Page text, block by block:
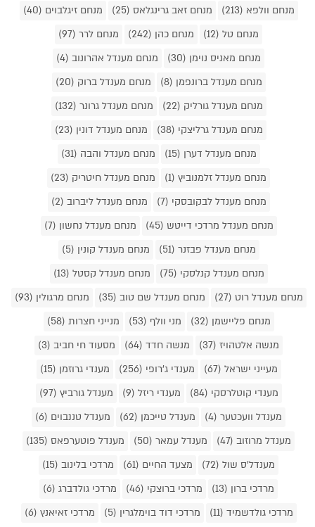
מנחם וולפא (213)
מנחם זאב גרינגלאס (25)
מנחם זיגלבוים (40)
מנחם טל (12)
מנחם כהן (242)
מנחם לרר (97)
מנחם מאניס נוימן (30)
מנחם מענדל אהרונוב (4)
מנחם מענדל ברונפמן (8)
מנחם מענדל ברוק (20)
מנחם מענדל גורליק (22)
מנחם מענדל גרונר (132)
מנחם מענדל גרליצקי (38)
מנחם מענדל דונין (23)
מנחם מענדל דערן (15)
מנחם מענדל והבה (31)
מנחם מענדל זלמנוביץ (1)
מנחם מענדל חיטריק (23)
מנחם מענדל לבקובסקי (7)
מנחם מענדל ליברוב (2)
מנחם מענדל מרדכי דייטש (45)
מנחם מענדל נחשון (7)
מנחם מענדל פבזנר (51)
מנחם מענדל קונין (5)
מנחם מענדל קנלסקי (75)
מנחם מענדל קסטל (13)
מנחם מענדל רוט (27)
מנחם מענדל שם טוב (35)
מנחם מרגולין (93)
מנחם פליישמן (32)
מני וולף (53)
מנייני חצרות (58)
מנשה אלטהויז (37)
מנשה חדד (64)
מסעוד חי חביב (3)
מעייני ישראל (67)
מענדי ג'רופי (256)
מענדי גרוזמן (15)
מענדי קוטלרסקי (84)
מענדי ריזל (9)
מענדל גורביץ (97)
מענדל וועכטער (4)
מענדל טייכמן (62)
מענדל טננבוים (6)
מענדל מרוזוב (47)
מענדל עמאר (50)
מענדל פוטערפאס (135)
מענדל'ס שול (72)
מצעד החיים (61)
מרדכי בלינוב (15)
מרדכי ברון (13)
מרדכי ברוצקי (46)
מרדכי גולדברג (6)
מרדכי גולדשמיד (11)
מרדכי דוד בוימלגרין (5)
מרדכי זאיאנץ (6)